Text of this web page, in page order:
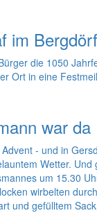
im
die 1050
Ort in eine
war da
- und in
Wetter. Und
um 15.30
wirbelten
und gefülltem